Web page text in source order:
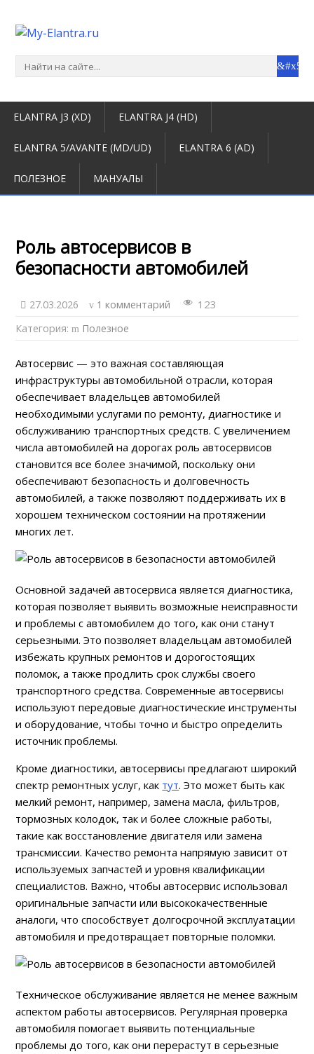
ELANTRA J3 (XD) ELANTRA J4 (HD)
ELANTRA 5/AVANTE (MD/UD) ELANTRA 6 (AD)
ПОЛЕЗНОЕ МАНУАЛЫ
Роль автосервисов в
безопасности автомобилей
27.03.2026 1 комментарий 123
Категория: Полезное
Автосервис — это важная составляющая
инфраструктуры автомобильной отрасли, которая
обеспечивает владельцев автомобилей
необходимыми услугами по ремонту, диагностике и
обслуживанию транспортных средств. С увеличением
числа автомобилей на дорогах роль автосервисов
становится все более значимой, поскольку они
обеспечивают безопасность и долговечность
автомобилей, а также позволяют поддерживать их в
хорошем техническом состоянии на протяжении
многих лет.
Основной задачей автосервиса является диагностика,
которая позволяет выявить возможные неисправности
и проблемы с автомобилем до того, как они станут
серьезными. Это позволяет владельцам автомобилей
избежать крупных ремонтов и дорогостоящих
поломок, а также продлить срок службы своего
транспортного средства. Современные автосервисы
используют передовые диагностические инструменты
и оборудование, чтобы точно и быстро определить
источник проблемы.
Кроме диагностики, автосервисы предлагают широкий
спектр ремонтных услуг, как тут. Это может быть как
мелкий ремонт, например, замена масла, фильтров,
тормозных колодок, так и более сложные работы,
такие как восстановление двигателя или замена
трансмиссии. Качество ремонта напрямую зависит от
используемых запчастей и уровня квалификации
специалистов. Важно, чтобы автосервис использовал
оригинальные запчасти или высококачественные
аналоги, что способствует долгосрочной эксплуатации
автомобиля и предотвращает повторные поломки.
Техническое обслуживание является не менее важным
аспектом работы автосервисов. Регулярная проверка
автомобиля помогает выявить потенциальные
проблемы до того, как они перерастут в серьезные